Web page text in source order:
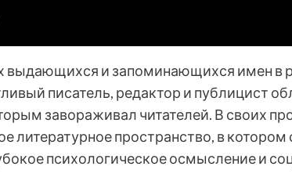
выдающихся и запоминающихся имен в
писатель, редактор и публицист
завораживал читателей. В своих
литературное пространство, в котором
психологическое осмысление и